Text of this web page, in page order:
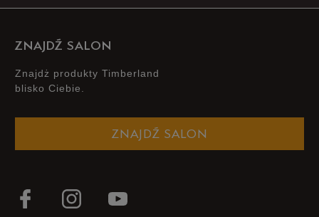
ZNAJDŹ SALON
Znajdż produkty Timberland
blisko Ciebie.
ZNAJDŹ SALON